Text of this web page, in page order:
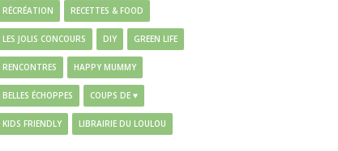
RÉCRÉATION RECETTES & FOOD
LES JOLIS CONCOURS DIY GREEN LIFE
RENCONTRES HAPPY MUMMY
BELLES ÉCHOPPES COUPS DE ♥
KIDS FRIENDLY LIBRAIRIE DU LOULOU